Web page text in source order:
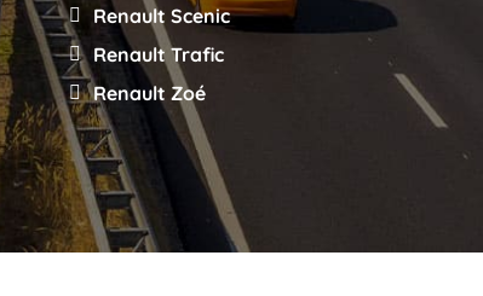
Renault Scenic
Renault Trafic
Renault Zoé